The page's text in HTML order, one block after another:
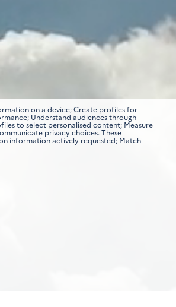
on a device; Create profiles for
Understand audiences through
to select personalised content; Measure
privacy choices. These
information actively requested; Match